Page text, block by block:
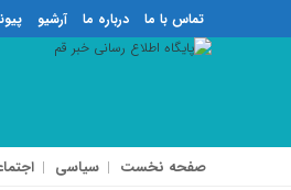
تماس با ما درباره ما آرشیو
صفحه نخست سیاسی